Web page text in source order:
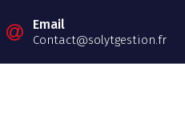
Email
Contact@solytgestion.fr